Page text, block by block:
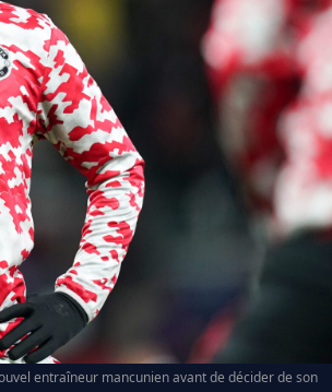
entraîneur mancunien avant de décider de son